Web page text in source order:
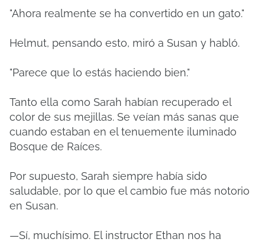
"Ahora realmente se ha convertido en un gato."
Helmut, pensando esto, miró a Susan y habló.
"Parece que lo estás haciendo bien."
Tanto ella como Sarah habían recuperado el
color de sus mejillas. Se veían más sanas que
cuando estaban en el tenuemente iluminado
Bosque de Raíces.
Por supuesto, Sarah siempre había sido
saludable, por lo que el cambio fue más notorio
en Susan.
—Sí, muchísimo. El instructor Ethan nos ha